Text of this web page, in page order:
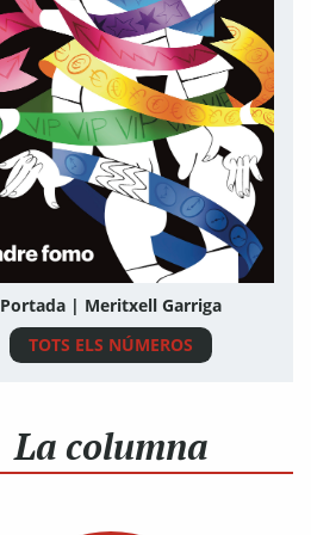
Portada | Meritxell Garriga
TOTS ELS NÚMEROS
La columna